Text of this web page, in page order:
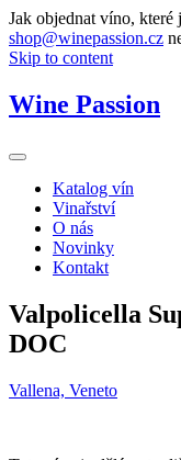
Jak objednat víno, které
shop@winepassion.cz
Skip to content
Wine Passion
Katalog vín
Vinařství
O nás
Novinky
Kontakt
Valpolicella
DOC
Vallena, Veneto